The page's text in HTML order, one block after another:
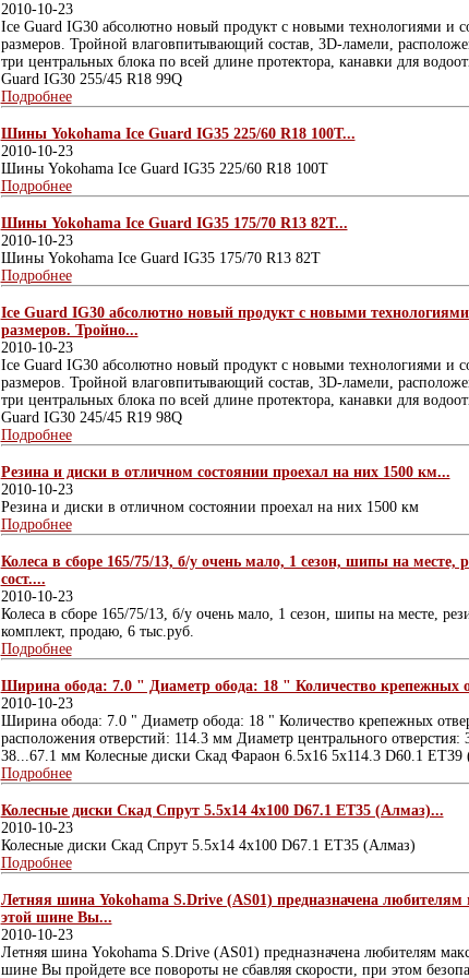
2010-10-23
Ice Guard IG30 абсолютно новый продукт с новыми технологиями и
размеров. Тройной влаговпитывающий состав, 3D-ламели,
три центральных блока по всей длине протектора, канавки для
Guard IG30 255/45 R18 99Q
Подробнее
Шины Yokohama Ice Guard IG35 225/60 R18 100T...
2010-10-23
Шины Yokohama Ice Guard IG35 225/60 R18 100T
Подробнее
Шины Yokohama Ice Guard IG35 175/70 R13 82T...
2010-10-23
Шины Yokohama Ice Guard IG35 175/70 R13 82T
Подробнее
Ice Guard IG30 абсолютно новый продукт с новыми
размеров. Тройно...
2010-10-23
Ice Guard IG30 абсолютно новый продукт с новыми технологиями и
размеров. Тройной влаговпитывающий состав, 3D-ламели,
три центральных блока по всей длине протектора, канавки для
Guard IG30 245/45 R19 98Q
Подробнее
Резина и диски в отличном состоянии проехал на них 1500 км...
2010-10-23
Резина и диски в отличном состоянии проехал на них 1500 км
Подробнее
Колеса в сборе 165/75/13, б/у очень мало, 1 сезон, шипы на месте,
сост....
2010-10-23
Колеса в сборе 165/75/13, б/у очень мало, 1 сезон, шипы на месте,
комплект, продаю, 6 тыс.руб.
Подробнее
Ширина обода: 7.0 " Диаметр обода: 18 " Количество крепежных
2010-10-23
Ширина обода: 7.0 " Диаметр обода: 18 " Количество крепежных
расположения отверстий: 114.3 мм Диаметр центрального
38...67.1 мм Колесные диски Скад Фараон 6.5x16 5x114.3 D60.1 ET39
Подробнее
Колесные диски Скад Спрут 5.5x14 4x100 D67.1 ET35 (Алмаз)...
2010-10-23
Колесные диски Скад Спрут 5.5x14 4x100 D67.1 ET35 (Алмаз)
Подробнее
Летняя шина Yokohama S.Drive (AS01) предназначена любителям
этой шине Вы...
2010-10-23
Летняя шина Yokohama S.Drive (AS01) предназначена любителям
шине Вы пройдете все повороты не сбавляя скорости, при этом